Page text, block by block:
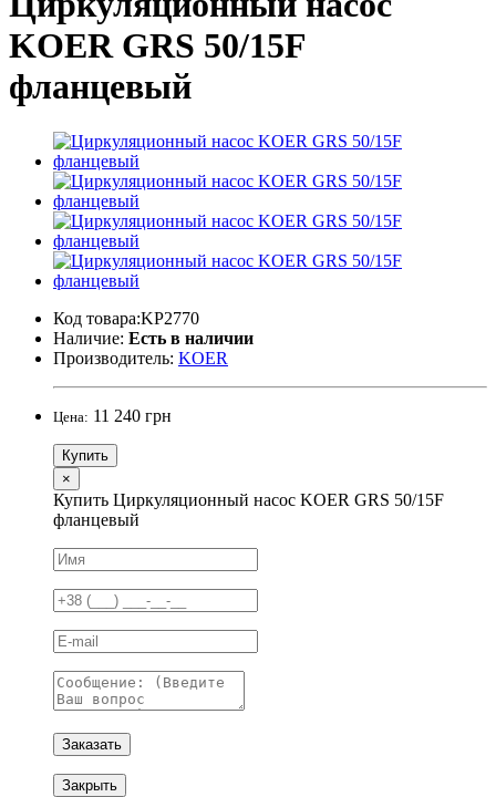
KOER GRS 50/15F
фланцевый
Код товара:KP2770
Наличие: Есть в наличии
Производитель: KOER
Цена: 11 240 грн
Купить
×
Купить Циркуляционный насос KOER GRS 50/15F
фланцевый
Заказать
Закрыть